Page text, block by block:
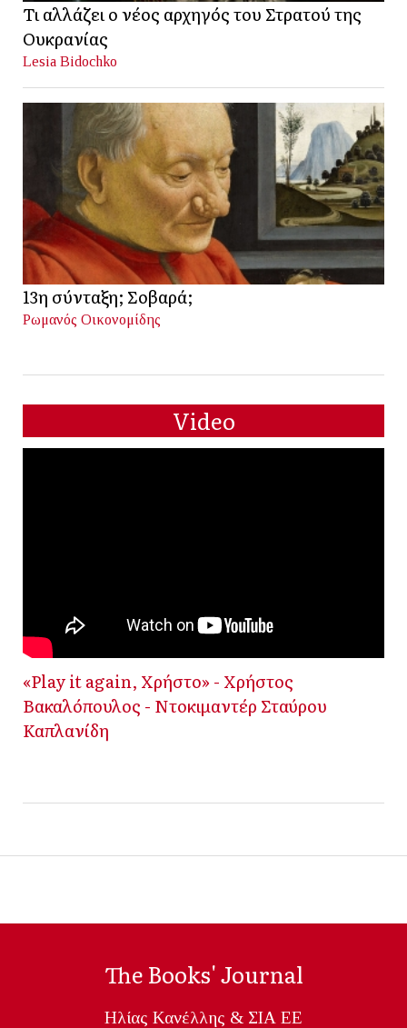
Τι αλλάζει ο νέος αρχηγός του Στρατού της
Ουκρανίας
Lesia Bidochko
13η σύνταξη; Σοβαρά;
Ρωμανός Οικονομίδης
Video
«Play it again, Χρήστο» - Χρήστος
Βακαλόπουλος - Ντοκιμαντέρ Σταύρου
Καπλανίδη
The Books' Journal
Ηλίας Κανέλλης & ΣΙΑ ΕΕ